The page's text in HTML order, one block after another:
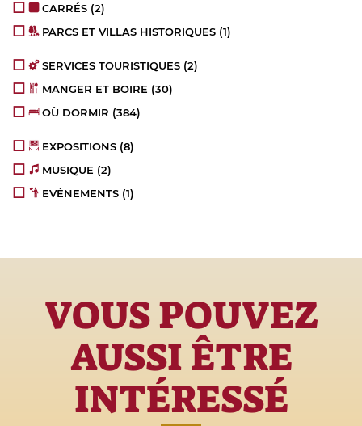
CARRÉS (2)
PARCS ET VILLAS HISTORIQUES (1)
SERVICES TOURISTIQUES (2)
MANGER ET BOIRE (30)
OÙ DORMIR (384)
EXPOSITIONS (8)
MUSIQUE (2)
EVÉNEMENTS (1)
VOUS POUVEZ
AUSSI ÊTRE
INTÉRESSÉ